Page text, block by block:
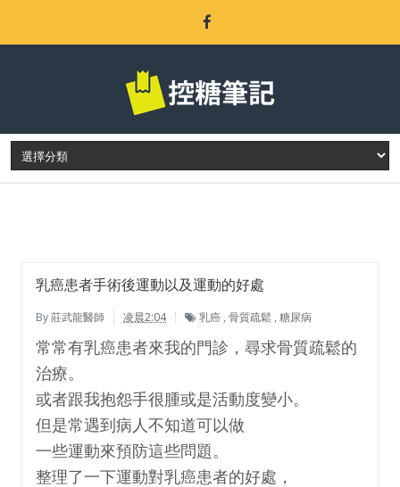
LATEST POST
乳癌患者手術後運動以及運動的好處
By莊武龍醫師 凌晨2:04 乳癌 , 骨質疏鬆 , 糖尿病
常常有乳癌患者來我的門診，尋求骨質疏鬆的
治療。
或者跟我抱怨手很腫或是活動度變小。
但是常遇到 病人不知道可以做
一些運動來預防這些問題。
整理了一下運動對乳癌患者的好處，